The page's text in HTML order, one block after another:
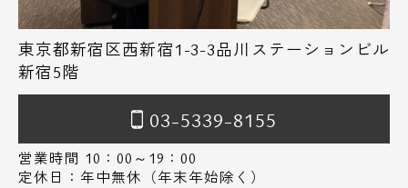
東京都新宿区西新宿1-3-3品川ステーションビル
新宿5階
03-5339-8155
営業時間 10：00～19：00
定休日：年中無休（年末年始除く）